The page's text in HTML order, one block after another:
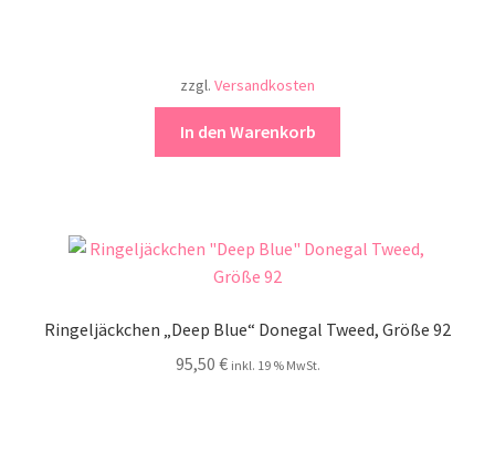
zzgl. Versandkosten
In den Warenkorb
Ringeljäckchen „Deep Blue“ Donegal Tweed, Größe 92
95,50 € inkl. 19 % MwSt.